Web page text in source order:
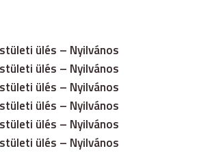
ülés – Nyilvános
ülés – Nyilvános
ülés – Nyilvános
ülés – Nyilvános
ülés – Nyilvános
ülés – Nyilvános